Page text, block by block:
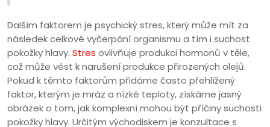
Dalším faktorem je psychický stres, který může mít za
následek celkové vyčerpání organismu a tím i suchost
pokožky hlavy. Stres ovlivňuje produkci hormonů v těle,
což může vést k narušení produkce přirozených olejů.
Pokud k těmto faktorům přidáme často přehlížený
faktor, kterým je mráz a nízké teploty, získáme jasný
obrázek o tom, jak komplexní mohou být příčiny suchosti
pokožky hlavy. Určitým východiskem je konzultace s